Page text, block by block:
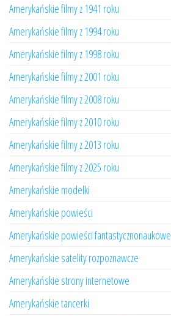
Amerykańskie filmy z 1941 roku
Amerykańskie filmy z 1994 roku
Amerykańskie filmy z 1998 roku
Amerykańskie filmy z 2001 roku
Amerykańskie filmy z 2008 roku
Amerykańskie filmy z 2010 roku
Amerykańskie filmy z 2013 roku
Amerykańskie filmy z 2025 roku
Amerykańskie modelki
Amerykańskie powieści
Amerykańskie powieści fantastycznonaukowe
Amerykańskie satelity rozpoznawcze
Amerykańskie strony internetowe
Amerykańskie tancerki